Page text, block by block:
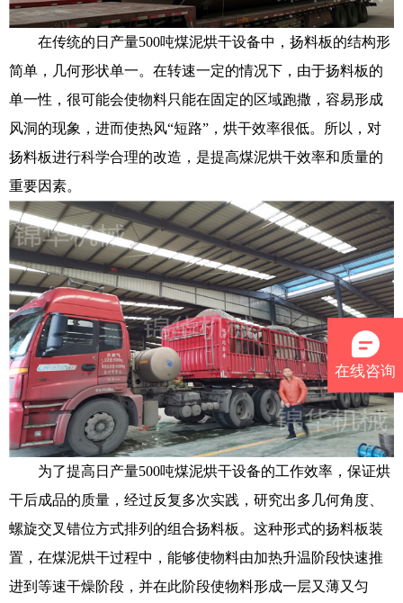
在传统的日产量500吨煤泥烘干设备中，扬料板的结构形
简单，几何形状单一。在转速一定的情况下，由于扬料板的
单一性，很可能会使物料只能在固定的区域跑撒，容易形成
风洞的现象，进而使热风“短路”，烘干效率很低。所以，对
扬料板进行科学合理的改造，是提高煤泥烘干效率和质量的
重要因素。
为了提高日产量500吨煤泥烘干设备的工作效率，保证烘
干后成品的质量，经过反复多次实践，研究出多几何角度、
螺旋交叉错位方式排列的组合扬料板。这种形式的扬料板装
置，在煤泥烘干过程中，能够使物料由加热升温阶段快速推
进到等速干燥阶段，并在此阶段使物料形成一层又薄又匀
在线咨询